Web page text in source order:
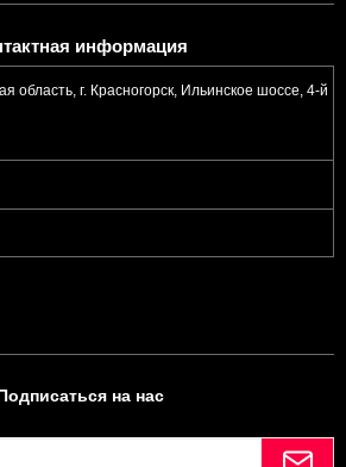
информация
область, г. Красногорск, Ильинское шоссе, 4-й
Подписаться на нас